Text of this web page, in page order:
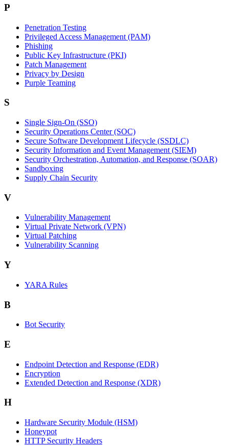
P
Penetration Testing
Privileged Access Management (PAM)
Phishing
Public Key Infrastructure (PKI)
Patch Management
Privacy by Design
Purple Teaming
S
Single Sign-On (SSO)
Security Operations Center (SOC)
Secure Software Development Lifecycle (SSDLC)
Security Information and Event Management (SIEM)
Security Orchestration, Automation, and Response (SOAR)
Sandboxing
Supply Chain Security
V
Vulnerability Management
Virtual Private Network (VPN)
Virtual Patching
Vulnerability Scanning
Y
YARA Rules
B
Bot Security
E
Endpoint Detection and Response (EDR)
Encryption
Extended Detection and Response (XDR)
H
Hardware Security Module (HSM)
Honeypot
HTTP Security Headers